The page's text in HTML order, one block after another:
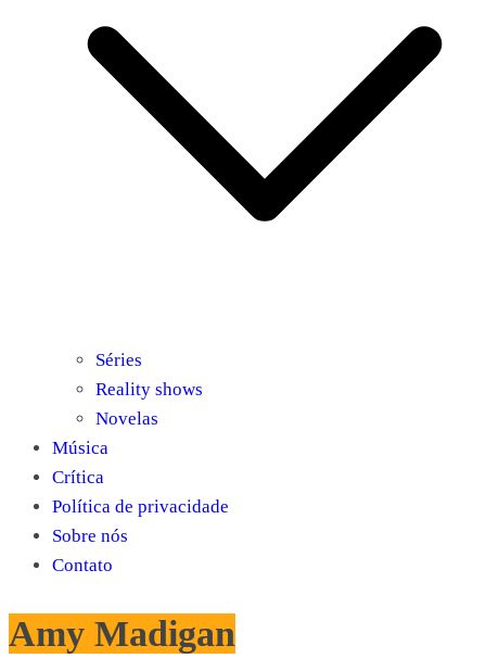
Séries
Reality shows
Novelas
Música
Crítica
Política de privacidade
Sobre nós
Contato
Amy Madigan